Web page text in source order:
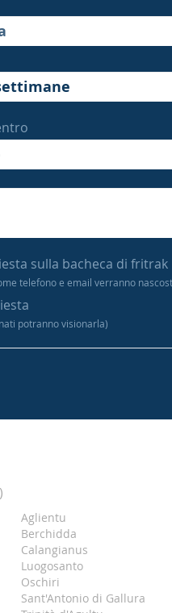
sulla bacheca di fritrak
telefono e email verranno
potranno visionarla)
Aglientu
Berchidda
Calangianus
Luogosanto
Oschiri
Sant'Antonio di Gallura